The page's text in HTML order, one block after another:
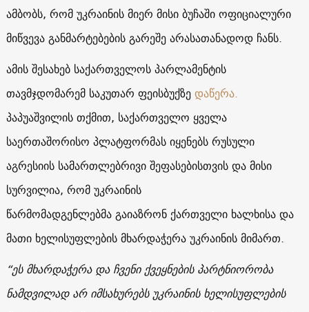
ამბობს, რომ უკრაინის მიერ მისი ბუჩაში ოფიციალური
მიწვევა განმარტებების გარეშე არასათანადოდ ჩანს.
ამის შესახებ საქართველოს პარლამენტის
თავმჯდომარემ საკუთარ ფეისბუქზედაწერა.
პაპუაშვილის თქმით, საქართველო ყველა
საერთაშორისო პლატფორმას იყენებს რუსული
აგრესიის სამართლებრივი შეფასებისთვის და მისი
სურვილია, რომ უკრაინის
წარმომადგენლებმა გაიაზრონ ქართველი ხალხისა და
მათი ხელისუფლების მხარდაჭერა უკრაინის მიმართ.
“ეს მხარდაჭერა და ჩვენი ქვეყნების პარტნიორობა
ნამდვილად არ იმსახურებს უკრაინის ხელისუფლების